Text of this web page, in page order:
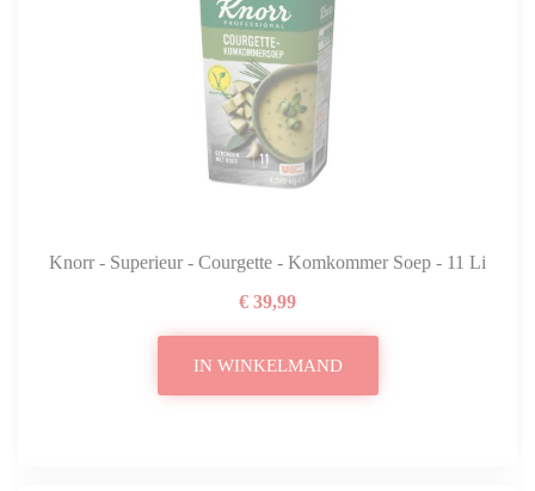
Knorr - Superieur - Courgette - Komkommer Soep - 11 Liter
€ 39,99
IN WINKELMAND